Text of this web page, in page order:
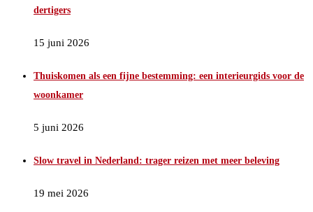
dertigers
15 juni 2026
Thuiskomen als een fijne bestemming: een interieurgids voor de
woonkamer
5 juni 2026
Slow travel in Nederland: trager reizen met meer beleving
19 mei 2026